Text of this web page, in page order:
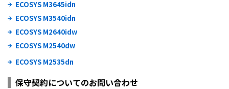
ECOSYS M3645idn
ECOSYS M3540idn
ECOSYS M2640idw
ECOSYS M2540dw
ECOSYS M2535dn
保守契約についてのお問い合わせ